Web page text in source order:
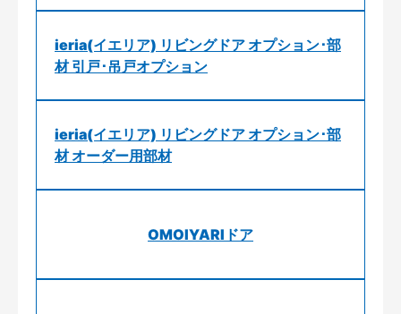
ieria(イエリア) リビングドア オプション･部
材 引戸･吊戸オプション
ieria(イエリア) リビングドア オプション･部
材 オーダー用部材
OMOIYARIドア